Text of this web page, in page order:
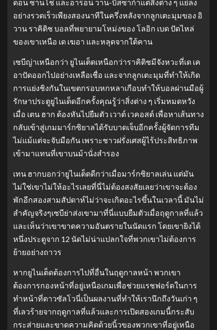
ดอน ซานโช่ และอารอน วาน-บิสซาก้าแต่สิ่งต่าง ๆ แย่ลง
อย่างรวดเร็วเพียงสองนาทีในครึ่งหลังจากลูกเตะมุมของ อิ
วาน ราคิติช บอลที่พยายามโหม่งของ โลอิก เบด ปัดไหล่
ของเขาเหนือ เด เฆอา และหลุดจากใต้คาน
เซบีญ่าเหนือกว่า ยูไนเต็ดเหนือกว่าราคิติชมีจังหวะที่เด เค
อาปัดออกไปอย่างเหลือเชื่อ และจากลูกเตะมุมที่ทำให้เกิด
การแย่งชิงกันในเขตกรอบหกหลาเกือบทำให้บอลผ่านมือผู้
รักษาประตูยูไนเต็ดอีกครั้งคุณรู้ว่าสิ่งต่าง ๆ เริ่มหมดหวัง
เมื่อ เตน ฮาก ต้องหันไปยืมตัว เวาต์ เวคอสต์ เพื่อหาเส้นทาง
กลับเข้าสู่เกมมาร์กซิยาลได้รับบาดเจ็บอีกครั้งผู้จัดการทีม
ไม่แม้แต่จะจับมือกัน เพราะชาวฝรั่งเศสผู้ไร้ประสิทธิภาพ
เข้ามาแทนที่เขาบนม้านั่งสำรอง
เทน ฮากบอกว่ายูไนเต็ดดีกว่าเมื่อมาร์กซิยาลเล่น แต่มัน
ไม่ใช่เขาไม่ให้อะไรเลยที่นี่ไม่ต้องสงสัยเลยว่าเขาจะต้อง
พักอีกสองสามสัปดาห์ไม่ว่าจะเกิดอะไรขึ้นในเวลานี้ มันไม่
สำคัญจริงๆเซบีย่าส่งเขามาที่นี่แบบยืมตัวเมื่อฤดูกาลที่แล้ว
และเห็นว่าเขาขาดความอันตรายในนัดแรก โดยเขายิงได้
หนึ่งประตูจาก 12 นัดไม่น่าแปลกใจที่พวกเขาไม่ต้องการ
ย้ายอย่างถาวร
หากยูไนเต็ดต้องการไปที่อื่นในฤดูกาลหน้า พวกเขา
ต้องการกองหน้าที่อยู่เหนือเกมเพื่อช่วยแรชฟอร์ดในการ
ทำหน้าที่ดาวซัลโวนี่เป็นผลงานที่ทำให้เรานึกถึงวันเก่า ๆ
ที่เลวร้ายจากฤดูกาลที่แล้วและการเปิดสองเกมนี้กระสับ
กระส่ายและขาดความคิดด้วยนิ้วของพวกเขาที่อยู่เหนือ